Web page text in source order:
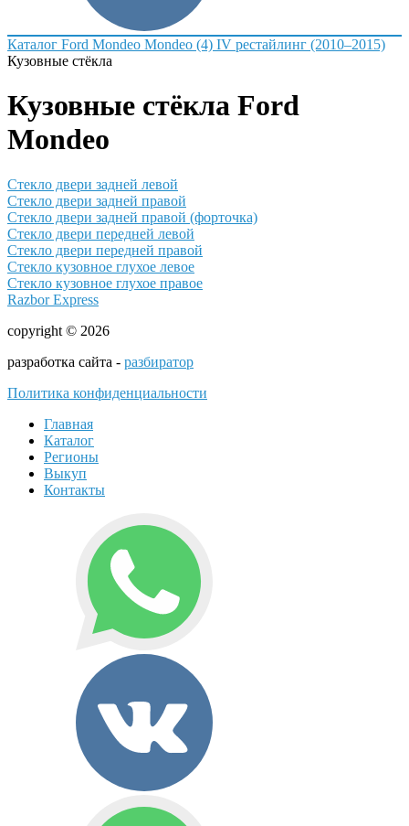
Каталог Ford Mondeo Mondeo (4) IV рестайлинг (2010–2015)
Кузовные стёкла
Кузовные стёкла Ford
Mondeo
Стекло двери задней левой
Стекло двери задней правой
Стекло двери задней правой (форточка)
Стекло двери передней левой
Стекло двери передней правой
Стекло кузовное глухое левое
Стекло кузовное глухое правое
Razbor Express
copyright © 2026
разработка сайта - разбиратор
Политика конфиденциальности
Главная
Каталог
Регионы
Выкуп
Контакты